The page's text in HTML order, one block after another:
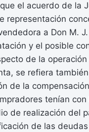
el acuerdo de la
representación
a Don M.
y el posible
de la operación
se refiera
de la
tenían
de realización del
de las